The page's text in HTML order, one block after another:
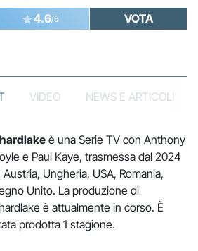
4.6/5 VOTA
VIDEO NEWS E ARTICOLI
è una Serie TV con Anthony
e Paul Kaye, trasmessa dal 2024
Austria, Ungheria, USA, Romania,
Unito. La produzione di
è attualmente in corso. È
prodotta 1 stagione.